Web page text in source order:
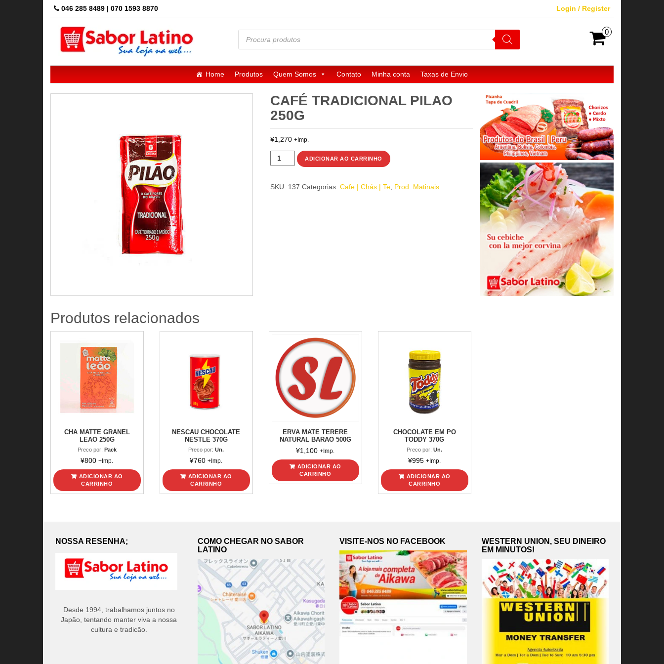
046 285 8489 | 070 1593 8870 Login / Register
0
Pesquisar
produtos
Home Produtos Quem Somos Contato Minha conta Taxas de Envio
CAFÉ TRADICIONAL PILAO
250G
¥1,270 +Imp.
CAFÉ
TRADICIONAL
ADICIONAR AO CARRINHO
SKU: 137 Categorias: Cafe | Chás | Te, Prod. Matinais
Produtos relacionados
CHA MATTE GRANEL
LEAO 250G
Preco por: Pack
¥800 +Imp.
ADICIONAR AO
CARRINHO
NESCAU CHOCOLATE
NESTLE 370G
Preco por:Un.
¥760 +Imp.
ADICIONAR AO
CARRINHO
ERVA MATE TERERE
NATURAL BARAO 500G
¥1,100 +Imp.
ADICIONAR AO
CARRINHO
CHOCOLATE EM PO
TODDY 370G
Preco por:Un.
¥995 +Imp.
ADICIONAR AO
CARRINHO
NOSSA RESENHA;
Desde 1994, trabalhamos juntos no
Japão, tentando manter viva a nossa
cultura e tradicão.
COMO CHEGAR NO SABOR
LATINO
VISITE-NOS NO FACEBOOK
WESTERN UNION, SEU DINEIRO
EM MINUTOS!